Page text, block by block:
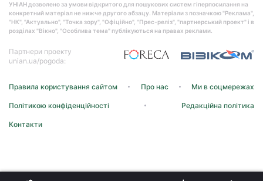
УНІАН дозволено за умови відкритого для пошукових систем гіперпосилання на
конкретний матеріал не нижче другого абзацу. Матеріали з позначкою "Реклама",
"НК", "Актуально", "Точка зору", "Офіційно", "Прес-реліз", "партнерський проект" і в
розділах "Вікно", "Особлива тема" публікуються на правах реклами.
Партнери проекту
unian.ua/pogoda:
Правила користування сайтом Про нас Ми в соцмережах
Політикою конфіденційності Редакційна політика
Контакти